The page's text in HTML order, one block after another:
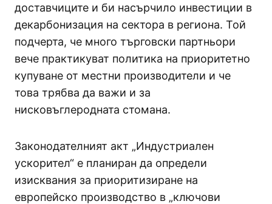
доставчиците и би насърчило инвестиции в
декарбонизация на сектора в региона. Той
подчерта, че много търговски партньори
вече практикуват политика на приоритетно
купуване от местни производители и че
това трябва да важи и за
нисковъглеродната стомана.
Законодателният акт „Индустриален
ускорител“ е планиран да определи
изисквания за приоритизиране на
европейско производство в „ключови